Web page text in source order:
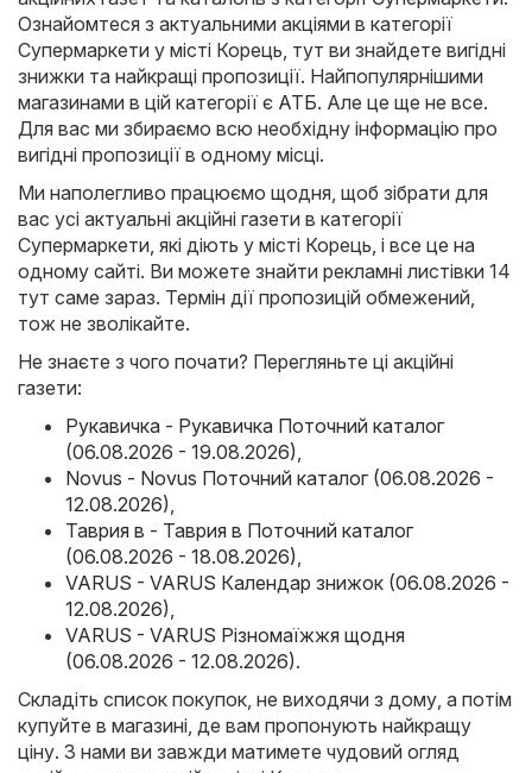
Ознайомтеся з актуальними акціями в категорії
Супермаркети у місті Корець, тут ви знайдете вигідні
знижки та найкращі пропозиції. Найпопулярнішими
магазинами в цій категорії є АТБ. Але це ще не все.
Для вас ми збираємо всю необхідну інформацію про
вигідні пропозиції в одному місці.
Ми наполегливо працюємо щодня, щоб зібрати для
вас усі актуальні акційні газети в категорії
Супермаркети, які діють у місті Корець, і все це на
одному сайті. Ви можете знайти рекламні листівки 14
тут саме зараз. Термін дії пропозицій обмежений,
тож не зволікайте.
Не знаєте з чого почати? Перегляньте ці акційні
газети:
Рукавичка - Рукавичка Поточний каталог
(06.08.2026 - 19.08.2026),
Novus - Novus Поточний каталог (06.08.2026 -
12.08.2026),
Таврия в - Таврия в Поточний каталог
(06.08.2026 - 18.08.2026),
VARUS - VARUS Календар знижок (06.08.2026 -
12.08.2026),
VARUS - VARUS Різномаїжжя щодня
(06.08.2026 - 12.08.2026).
Складіть список покупок, не виходячи з дому, а потім
купуйте в магазині, де вам пропонують найкращу
ціну. З нами ви завжди матимете чудовий огляд